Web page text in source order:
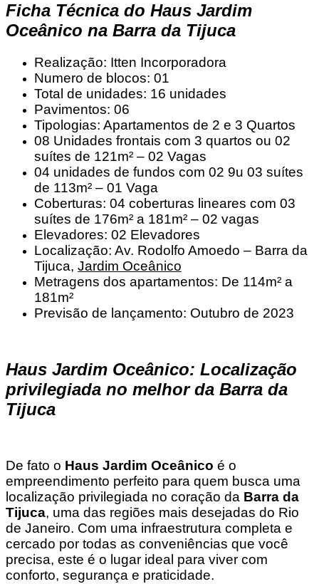
Ficha Técnica do Haus Jardim
Oceânico na Barra da Tijuca
Realização: Itten Incorporadora
Numero de blocos: 01
Total de unidades: 16 unidades
Pavimentos: 06
Tipologias: Apartamentos de 2 e 3 Quartos
08 Unidades frontais com 3 quartos ou 02
suítes de 121m² – 02 Vagas
04 unidades de fundos com 02 9u 03 suítes
de 113m² – 01 Vaga
Coberturas: 04 coberturas lineares com 03
suítes de 176m² a 181m² – 02 vagas
Elevadores: 02 Elevadores
Localização: Av. Rodolfo Amoedo – Barra da
Tijuca, Jardim Oceânico
Metragens dos apartamentos: De 114m² a
181m²
Previsão de lançamento: Outubro de 2023
Haus Jardim Oceânico: Localização
privilegiada no melhor da Barra da
Tijuca
De fato o Haus Jardim Oceânico é o
empreendimento perfeito para quem busca uma
localização privilegiada no coração da Barra da
Tijuca, uma das regiões mais desejadas do Rio
de Janeiro. Com uma infraestrutura completa e
cercado por todas as conveniências que você
precisa, este é o lugar ideal para viver com
conforto, segurança e praticidade.